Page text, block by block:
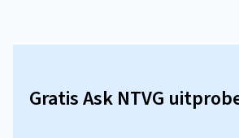
Gratis Ask NTVG